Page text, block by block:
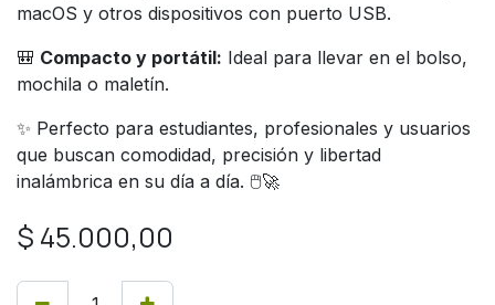
macOS y otros dispositivos con puerto USB.
🎒 Compacto y portátil: Ideal para llevar en el bolso,
mochila o maletín.
✨ Perfecto para estudiantes, profesionales y usuarios
que buscan comodidad, precisión y libertad
inalámbrica en su día a día. 🖱️🚀
$ 45.000,00